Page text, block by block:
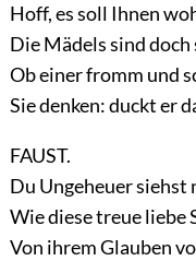
Hoff, es soll Ihnen
Die Mädels sind
Ob einer fromm und
Sie denken: duckt er
FAUST.
Du Ungeheuer siehst
Wie diese treue liebe
Von ihrem Glauben